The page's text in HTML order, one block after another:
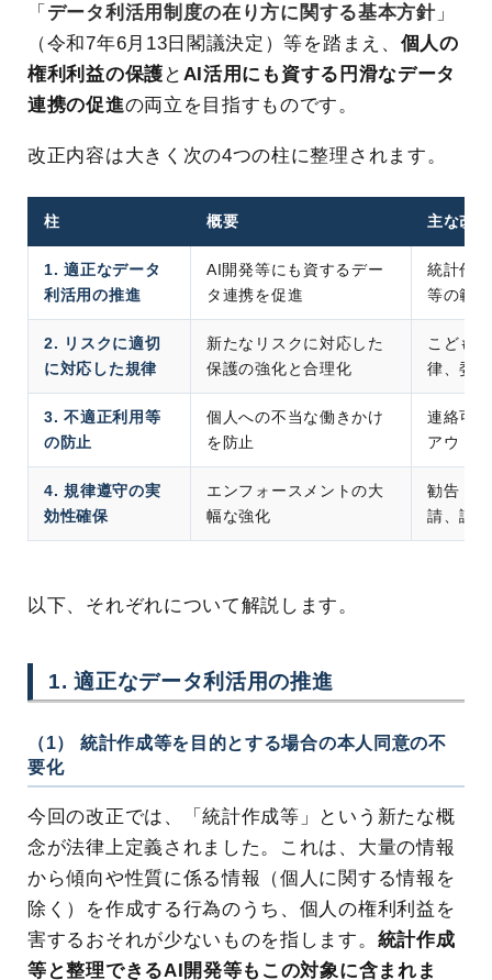
「 データ利活用制度の在り方に関する基本方針」
（令和7年6月13日閣議決定）等を踏まえ、 個人の
権利利益の保護 と AI活用にも資する円滑なデータ
連携の促進の両立を目指すものです。
改正内容は大きく次の4つの柱に整理されます。
柱 概要 主な改
1. 適正なデータ
利活用の推進
AI開発等にも資するデー
タ連携を促進
統計作
等の範
2. リスクに適切
に対応した規律
新たなリスクに対応した
保護の強化と合理化
こども
律、委
3. 不適正利用等
の防止
個人への不当な働きかけ
を防止
連絡可
アウト
4. 規律遵守の実
効性確保
エンフォースメントの大
幅な強化
勧告・
請、課
以下、それぞれについて解説します。
1. 適正なデータ利活用の推進
（1） 統計作成等を目的とする場合の本人同意の不
要化
今回の改正では、「統計作成等」という新たな概
念が法律上定義されました。これは、大量の情報
から傾向や性質に係る情報（個人に関する情報を
除く）を作成する行為のうち、個人の権利利益を
害するおそれが少ないものを指します。 統計作成
等と整理できるAI開発等もこの対象に含まれま